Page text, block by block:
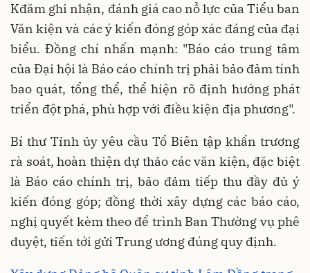
Kđăm ghi nhận, đánh giá cao nỗ lực của Tiểu ban
Văn kiện và các ý kiến đóng góp xác đáng của đại
biểu. Đồng chí nhấn mạnh: "Báo cáo trung tâm
của Đại hội là Báo cáo chính trị phải bảo đảm tính
bao quát, tổng thể, thể hiện rõ định hướng phát
triển đột phá, phù hợp với điều kiện địa phương".
Bí thư Tỉnh ủy yêu cầu Tổ Biên tập khẩn trương
rà soát, hoàn thiện dự thảo các văn kiện, đặc biệt
là Báo cáo chính trị, bảo đảm tiếp thu đầy đủ ý
kiến đóng góp; đồng thời xây dựng các báo cáo,
nghị quyết kèm theo để trình Ban Thường vụ phê
duyệt, tiến tới gửi Trung ương đúng quy định.